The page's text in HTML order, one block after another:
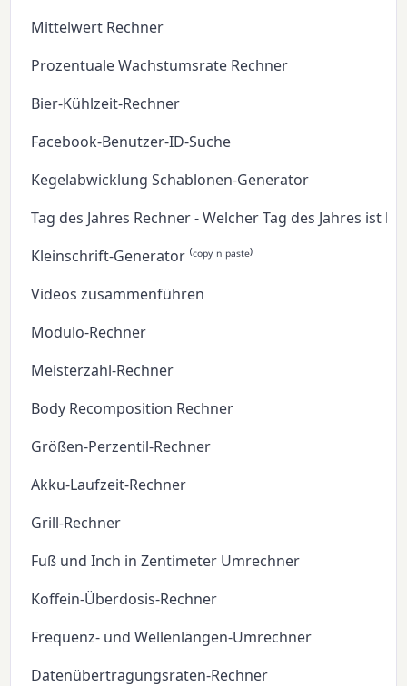
Mittelwert Rechner
Prozentuale Wachstumsrate Rechner
Bier-Kühlzeit-Rechner
Facebook-Benutzer-ID-Suche
Kegelabwicklung Schablonen-Generator
Tag des Jahres Rechner - Welcher Tag des Jahres ist
Kleinschrift-Generator ⁽ᶜᵒᵖʸ ⁿ ᵖᵃˢᵗᵉ⁾
Videos zusammenführen
Modulo-Rechner
Meisterzahl-Rechner
Body Recomposition Rechner
Größen-Perzentil-Rechner
Akku-Laufzeit-Rechner
Grill-Rechner
Fuß und Inch in Zentimeter Umrechner
Koffein-Überdosis-Rechner
Frequenz- und Wellenlängen-Umrechner
Datenübertragungsraten-Rechner